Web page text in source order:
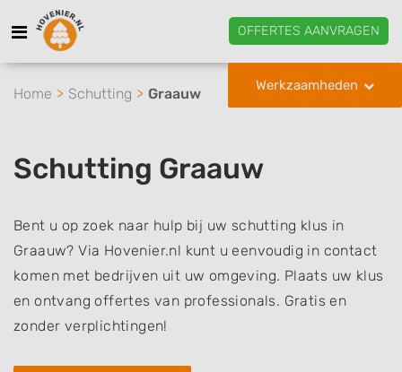
OFFERTES AANVRAGEN
Werkzaamheden
Home Schutting Graauw
Schutting Graauw
Bent u op zoek naar hulp bij uw schutting klus in
Graauw? Via Hovenier.nl kunt u eenvoudig in contact
komen met bedrijven uit uw omgeving. Plaats uw klus
en ontvang offertes van professionals. Gratis en
zonder verplichtingen!